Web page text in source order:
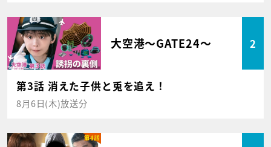
大空港～GATE24～ 2
第3話 消えた子供と兎を追え！
8月6日(木)放送分